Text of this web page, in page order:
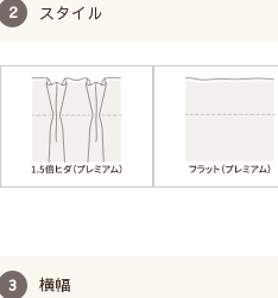
スタイル
横幅